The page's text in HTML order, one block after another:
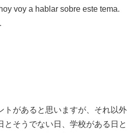
voy a hablar sobre este tema.
トがあると思いますが、それ以外
とそうでない日、学校がある日と